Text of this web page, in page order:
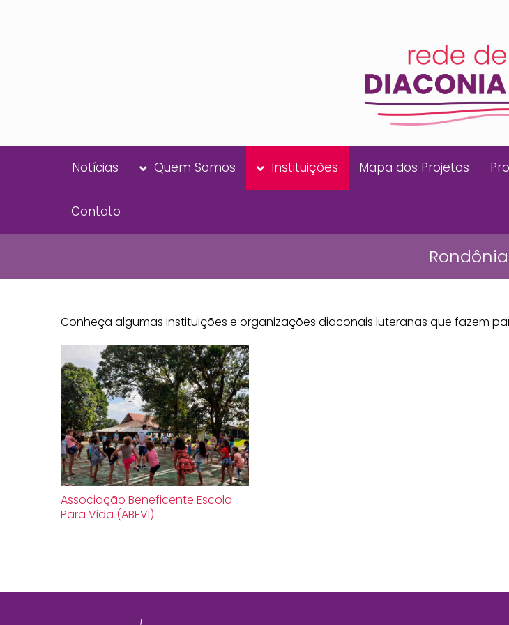
Notícias Quem Somos Instituições Mapa dos Projetos
Contato
Rondônia
Conheça algumas instituições e organizações diaconais luteranas que fazem
Associação Beneficente Escola
Para Vida (ABEVI)